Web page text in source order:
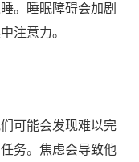
。睡眠障碍会加剧
注意力。
可能会发现难以完
务。焦虑会导致他